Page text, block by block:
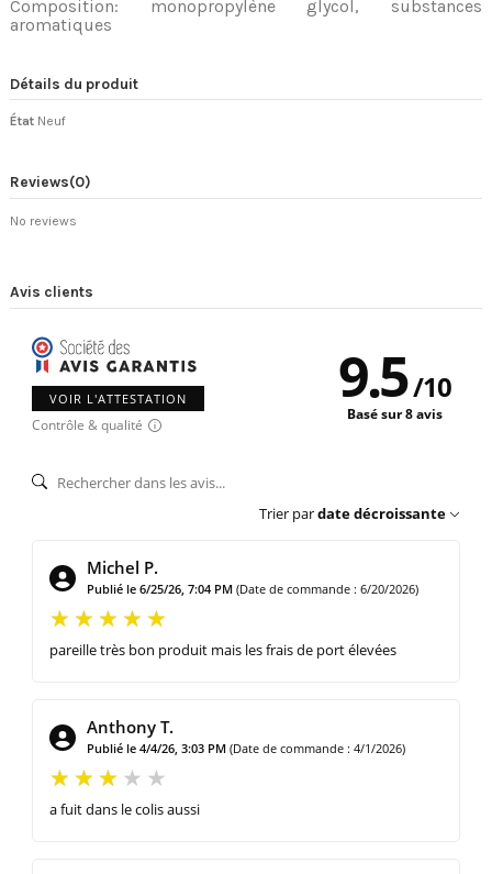
Composition: monopropylène glycol, substances
aromatiques
Détails du produit
État Neuf
Reviews(0)
No reviews
Avis clients
VOIR L'ATTESTATION
Contrôle & qualité
9.5/10
Basé sur 8 avis
Trier pardate décroissante
Michel P.
Publié le 6/25/26, 7:04 PM (Date de commande : 6/20/2026)
pareille très bon produit mais les frais de port élevées
Anthony T.
Publié le 4/4/26, 3:03 PM (Date de commande : 4/1/2026)
a fuit dans le colis aussi